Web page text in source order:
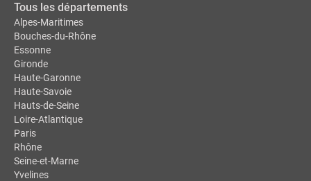
Tous les départements
Alpes-Maritimes
Bouches-du-Rhône
Essonne
Gironde
Haute-Garonne
Haute-Savoie
Hauts-de-Seine
Loire-Atlantique
Paris
Rhône
Seine-et-Marne
Yvelines